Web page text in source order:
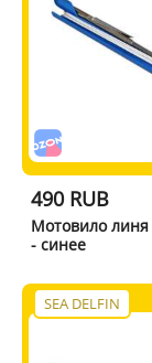
490 RUB
Мотовило
- синее
SEA DELFIN